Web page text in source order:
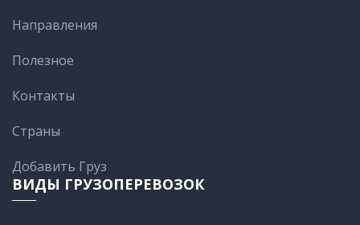
Направления
Полезное
Контакты
Cтраны
Добавить Груз
ВИДЫ ГРУЗОПЕРЕВОЗОК